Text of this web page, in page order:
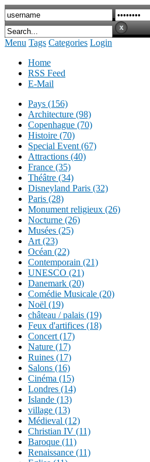
Menu Tags Categories Login
Home
RSS Feed
E-Mail
Pays (156)
Architecture (98)
Copenhague (70)
Histoire (70)
Special Event (67)
Attractions (40)
France (35)
Théâtre (34)
Disneyland Paris (32)
Paris (28)
Monument religieux (26)
Nocturne (26)
Musées (25)
Art (23)
Océan (22)
Contemporain (21)
UNESCO (21)
Danemark (20)
Comédie Musicale (20)
Noël (19)
château / palais (19)
Feux d'artifices (18)
Concert (17)
Nature (17)
Ruines (17)
Salons (16)
Cinéma (15)
Londres (14)
Islande (13)
village (13)
Médieval (12)
Christian IV (11)
Baroque (11)
Renaissance (11)